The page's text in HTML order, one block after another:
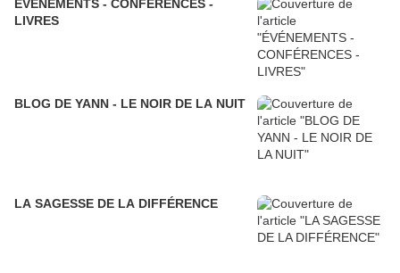
ÉVÉNEMENTS - CONFÉRENCES -
LIVRES
BLOG DE YANN - LE NOIR DE LA NUIT
LA SAGESSE DE LA DIFFÉRENCE